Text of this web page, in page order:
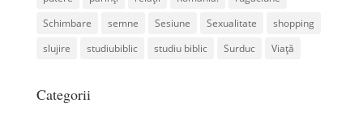
Schimbare
semne Sesiune Sexualitate
shopping
slujire
studiubiblic studiu biblic Surduc Viață
Categorii